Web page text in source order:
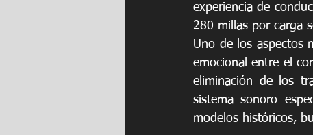
experiencia de
280 millas por carga
Uno de los aspectos
emocional entre el
eliminación de los
sistema sonoro
modelos históricos,